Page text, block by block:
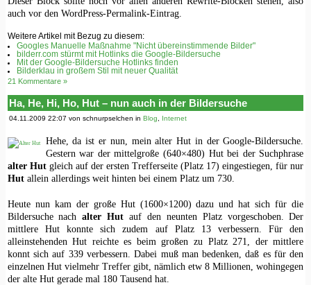
auch vor den WordPress-Permalink-Eintrag.
Weitere Artikel mit Bezug zu diesem:
Googles Manuelle Maßnahme "Nicht übereinstimmende Bilder"
bilderr.соm stürmt mit Hotlinks die Google-Bildersuche
Mit der Google-Bildersuche Hotlinks finden
Bilderklau in großem Stil mit neuer Qualität
21 Kommentare »
Ha, He, Hi, Ho, Hut – nun auch in der Bildersuche
04.11.2009 22:07 von schnurpselchen in Blog Internet
Hehe, da ist er nun, mein alter Hut in der Google-Bildersuche.
Gestern war der mittelgroße (640×480) Hut bei der Suchphrase
alter Hutgleich auf der ersten Trefferseite (Platz 17) eingestiegen, für nur
Hutallein allerdings weit hinten bei einem Platz um 730.
Heute nun kam der große Hut (1600×1200) dazu und hat sich für die
Bildersuche nachalter Hut auf den neunten Platz vorgeschoben. Der
mittlere Hut konnte sich zudem auf Platz 13 verbessern. Für den
alleinstehenden Hut reichte es beim großen zu Platz 271, der mittlere
konnt sich auf 339 verbessern. Dabei muß man bedenken, daß es für den
einzelnen Hut vielmehr Treffer gibt, nämlich etw 8 Millionen, wohingegen
der alte Hut gerade mal 180 Tausend hat.